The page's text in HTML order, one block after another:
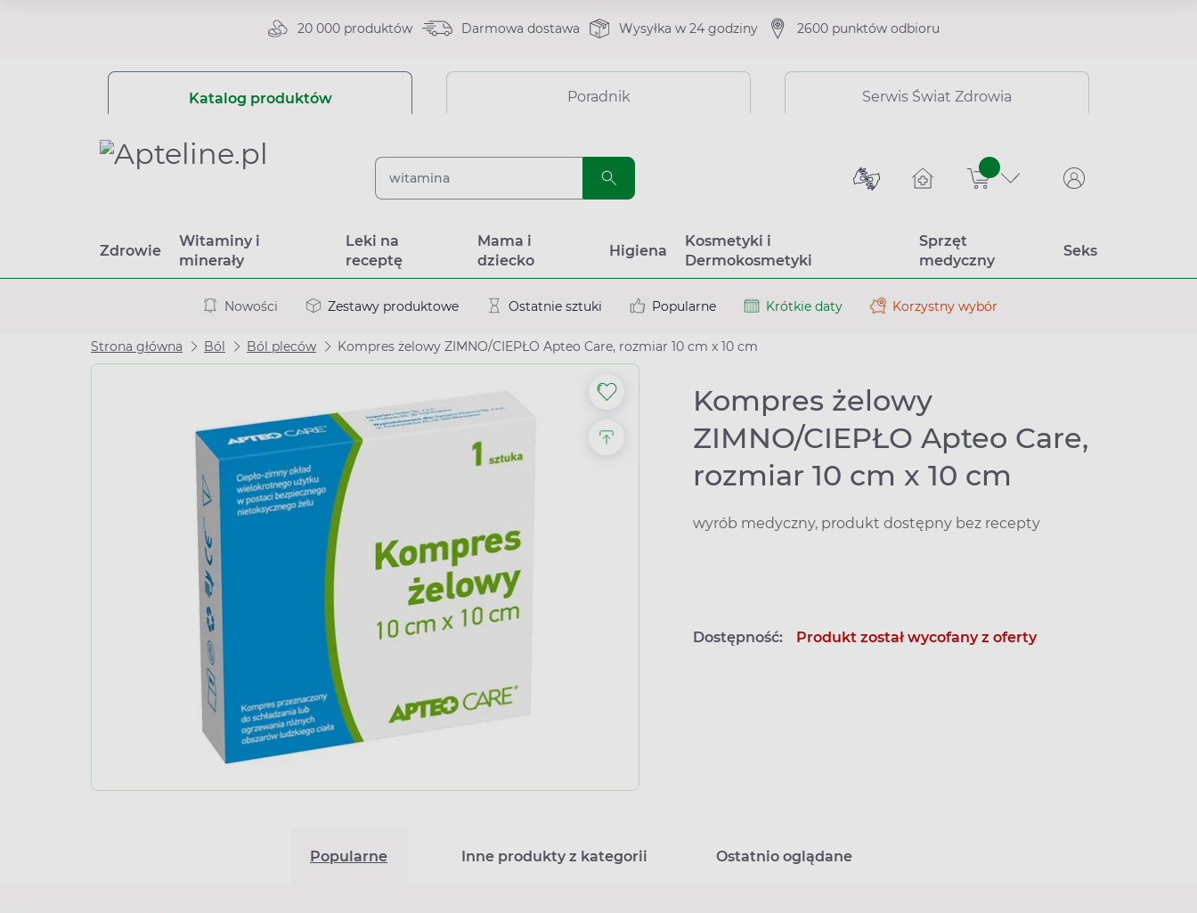
20 000 produktów Darmowa dostawa Wysyłka w 24 godziny 2600 punktów odbioru
Katalog produktów Poradnik Serwis Świat Zdrowia
sztuk
Zdrowie
Witaminy i
minerały
Leki na
receptę
Mama i
dziecko
Higiena
Kosmetyki i
Dermokosmetyki
Sprzęt
medyczny
Seks
Nowości Zestawy produktowe Ostatnie sztuki Popularne Krótkie daty Korzystny wybór
Strona główna Ból Ból pleców Kompres żelowy ZIMNO/CIEPŁO Apteo Care, rozmiar 10 cm x 10 cm
Kompres żelowy
ZIMNO/CIEPŁO Apteo Care,
rozmiar 10 cm x 10 cm
wyrób medyczny, produkt dostępny bez recepty
Dostępność: Produkt został wycofany z oferty
Popularne Inne produkty z kategorii Ostatnio oglądane